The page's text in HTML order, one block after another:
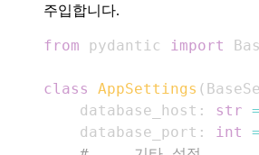
주입합니다.
from pydantic import
class AppSettings (
    database_host
: str =
    database_port
: int =